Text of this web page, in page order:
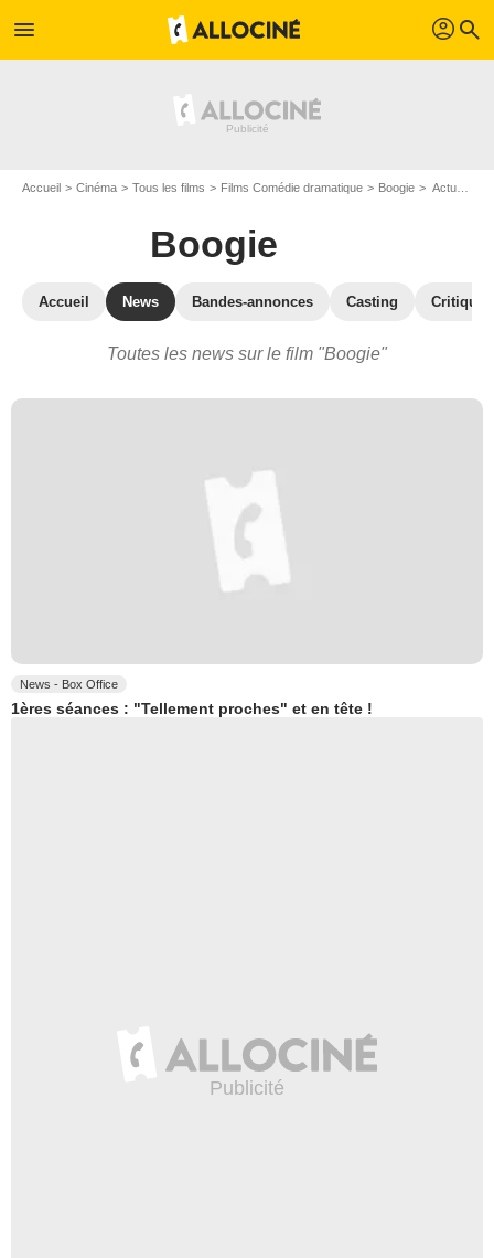
menu profil search
Accueil Cinéma Tous les films Films Comédie dramatique Boogie Actualités Boogie
Boogie
Accueil News Bandes-annonces Casting
Toutes les news sur le film "Boogie"
News - Box Office
1ères séances : "Tellement proches" et en tête !